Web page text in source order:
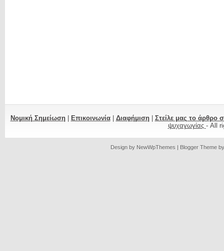
Νομική Σημείωση| Επικοινωνία| Διαφήμιση| Στείλε μας το άρθρο
ψυχαγωγίας - All
Design by NewWpThemes | Blogger Theme